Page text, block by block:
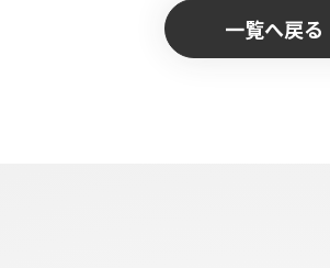
一覧へ戻る